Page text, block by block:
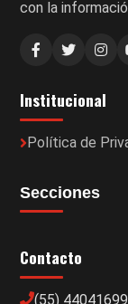
con la
Institucional
Política de
Secciones
Contacto
(55) 44041699